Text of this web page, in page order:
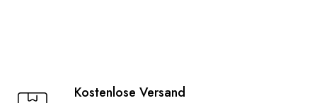
Kostenlose Versand